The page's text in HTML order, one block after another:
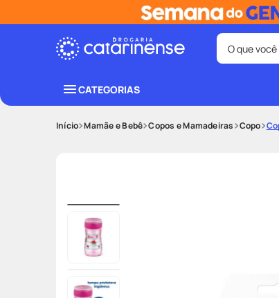
O que você
3º
CATEGORIAS
Mamãe e Bebê Copos e Mamadeiras Copo